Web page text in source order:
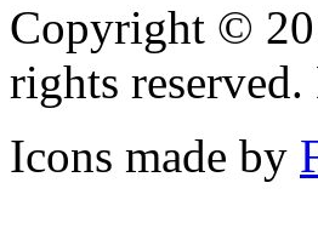
Copyright ©
rights
Icons made by